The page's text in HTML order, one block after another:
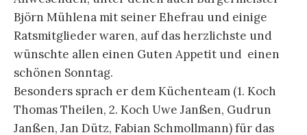
Björn Mühlena mit seiner Ehefrau und einige
Ratsmitglieder waren, auf das herzlichste und
wünschte allen einen Guten Appetit und einen
schönen Sonntag.
Besonders sprach er dem Küchenteam (1. Koch
Thomas Theilen, 2. Koch Uwe Janßen, Gudrun
Janßen, Jan Dütz, Fabian Schmollmann) für das